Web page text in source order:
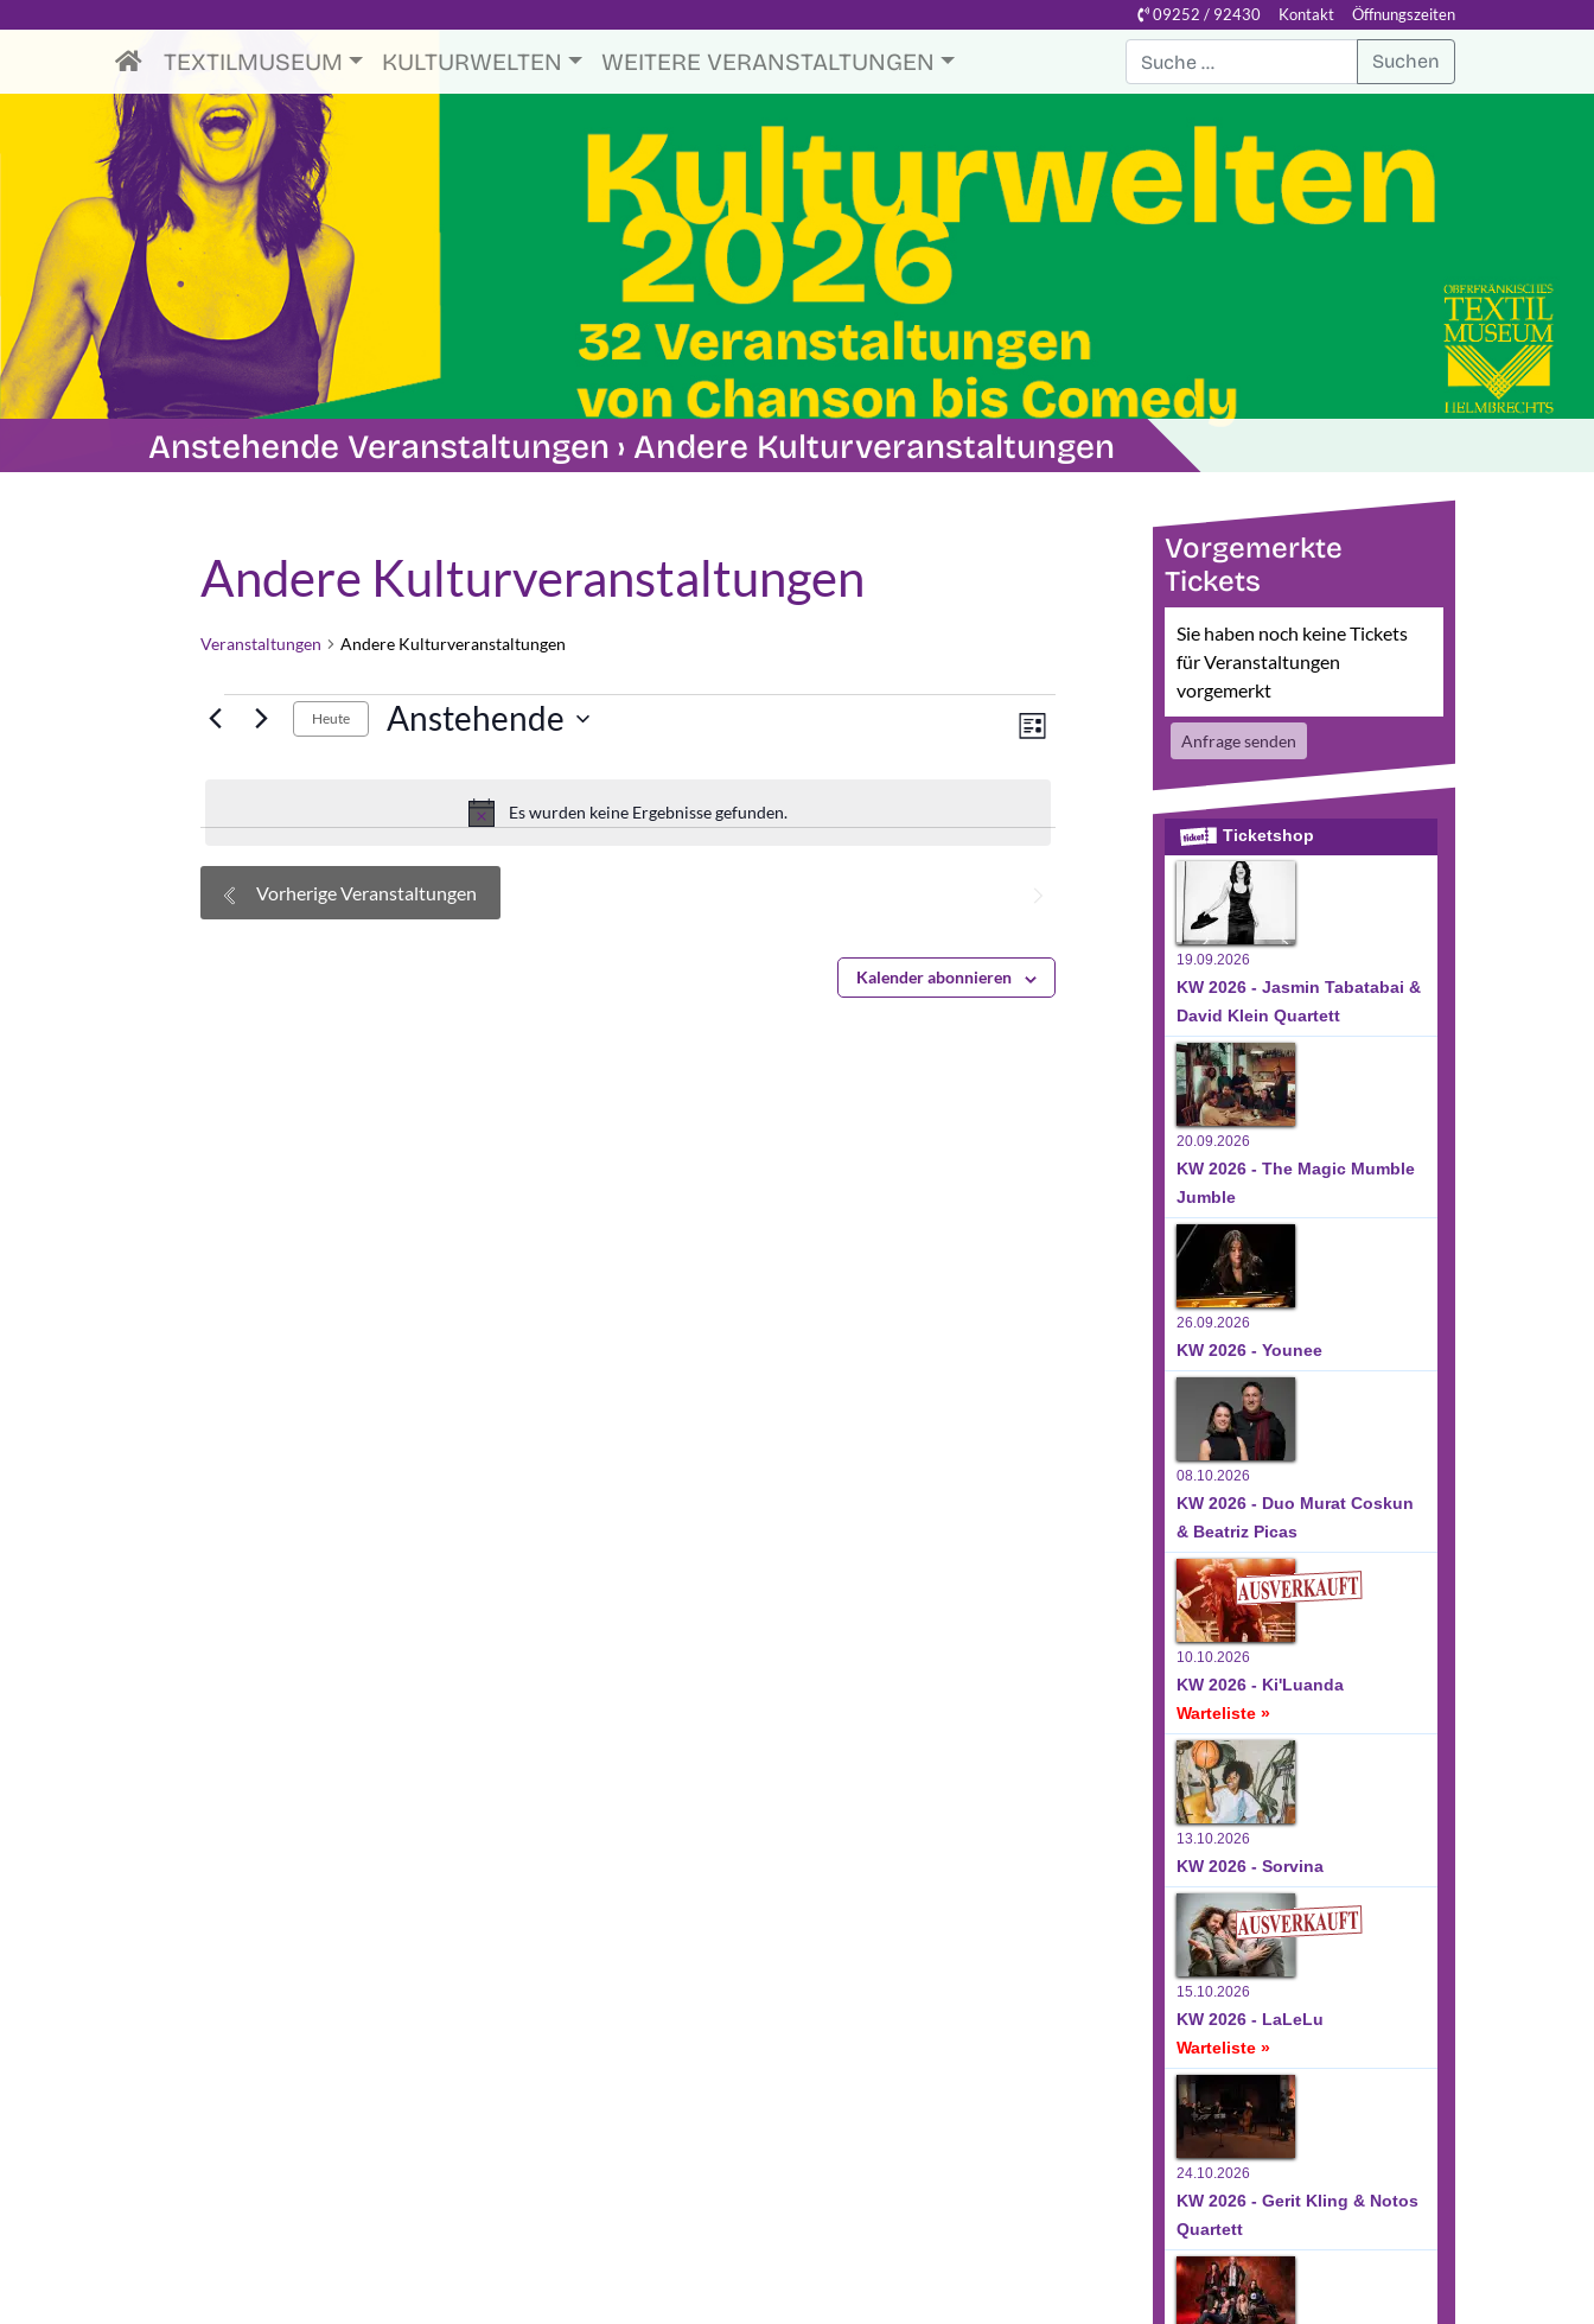
09252 / 92430 Kontakt Öffnungszeiten
TEXTILMUSEUM KULTURWELTEN WEITERE VERANSTALTUNGEN Suchen
Anstehende Veranstaltungen › Andere Kulturveranstaltungen
Andere Kulturveranstaltungen
Veranstaltungen Andere Kulturveranstaltungen
Veranstaltungen
Hinweis
Es wurden keine Ergebnisse gefunden.
Ansichten-
Navigation
Veranstaltung
Ansichten-
Navigation
Liste
Heute Anstehende
VorherigeVeranstaltungen
Kalender abonnieren
Vorgemerkte
Tickets
Sie haben noch keine Tickets
für Veranstaltungen
vorgemerkt
Anfrage senden
Ticketshop
19.09.2026
KW 2026 - Jasmin Tabatabai &
David Klein Quartett
20.09.2026
KW 2026 - The Magic Mumble
Jumble
26.09.2026
KW 2026 - Younee
08.10.2026
KW 2026 - Duo Murat Coskun
& Beatriz Picas
10.10.2026
KW 2026 - Ki'Luanda
Warteliste »
13.10.2026
KW 2026 - Sorvina
15.10.2026
KW 2026 - LaLeLu
Warteliste »
24.10.2026
KW 2026 - Gerit Kling & Notos
Quartett